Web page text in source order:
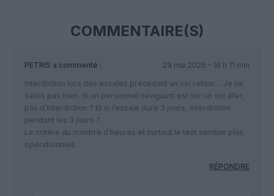
COMMENTAIRE(S)
PETRIS a commenté :
29 mai 2026 - 18 h 11 min
Interdiction lors des escales précédant un vol retour… Je ne
saisis pas bien. Si un personnel naviguant est sur un vol aller,
pas d’interdiction ? Et si l’escale dure 3 jours, interdiction
pendant les 3 jours ?
Le critère du nombre d’heures et surtout le test semble plus
opérationnels.
RÉPONDRE